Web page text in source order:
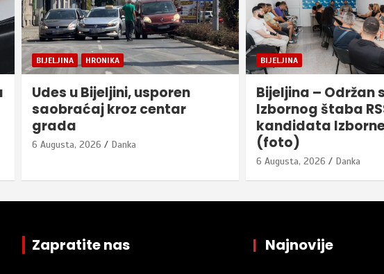
BIJELJINA
Bijeljina – Održan sastanak
Izbornog štaba RSS i
kandidata Izborne jedinice 6
(foto)
BIJELJINA
Veliko
djece u JPU „Čika
Zmaj“: 130
– 407 prijavljene
6 Augusta, 2026 Danka
Zapratite nas | Najnovije